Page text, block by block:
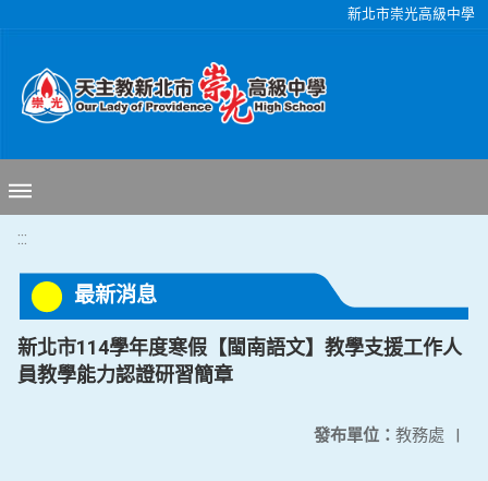
新北市崇光高級中學
:::
最新消息
新北市114學年度寒假【閩南語文】教學支援工作人
員教學能力認證研習簡章
發布單位： 教務處 |